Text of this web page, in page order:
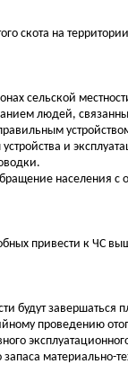
скота на
сельской
людей,
и
населения с
привести к ЧС
будут завершаться
проведению
материально-